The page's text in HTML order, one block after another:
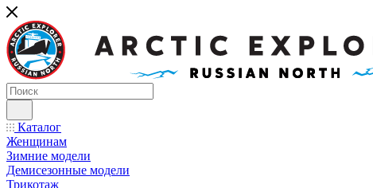
Каталог
Женщинам
Зимние модели
Демисезонные модели
Трикотаж